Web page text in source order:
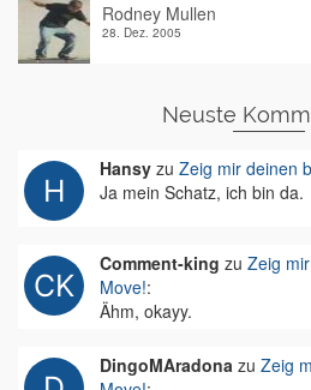
Rodney Mullen
28. Dez. 2005
Neuste
Hansy zu Zeig mir deinen
Ja mein Schatz, ich bin da.
Comment-king zu Zeig
Move!:
Ähm, okayy.
DingoMAradona zu Zeig